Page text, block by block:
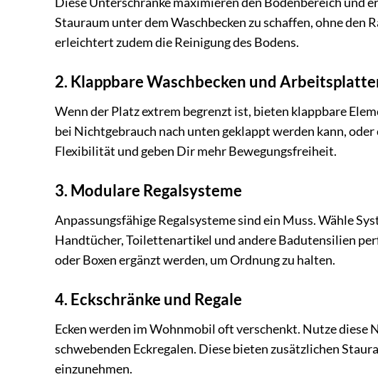
Stauraum unter dem Waschbecken zu schaffen, ohne den
erleichtert zudem die Reinigung des Bodens.
2. Klappbare Waschbecken und
Wenn der Platz extrem begrenzt ist, bieten klappbare
bei Nichtgebrauch nach unten geklappt werden kann,
Flexibilität und geben Dir mehr Bewegungsfreiheit.
3. Modulare Regalsysteme
Anpassungsfähige Regalsysteme sind ein Muss. Wähle
Handtücher, Toilettenartikel und andere Badutensilien
oder Boxen ergänzt werden, um Ordnung zu halten.
4. Eckschränke und Regale
Ecken werden im Wohnmobil oft verschenkt. Nutze diese
schwebenden Eckregalen. Diese bieten zusätzlichen
einzunehmen.